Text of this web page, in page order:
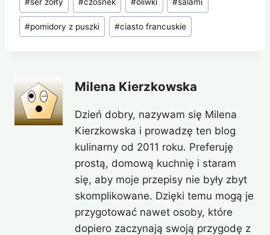
wpisu:
#pomidory z puszki #ciasto francuskie
Milena Kierzkowska
Dzień dobry, nazywam się Milena
Kierzkowska i prowadzę ten blog
kulinarny od 2011 roku. Preferuję
prostą, domową kuchnię i staram
się, aby moje przepisy nie były zbyt
skomplikowane. Dzięki temu mogą je
przygotować nawet osoby, które
dopiero zaczynają swoją przygodę z